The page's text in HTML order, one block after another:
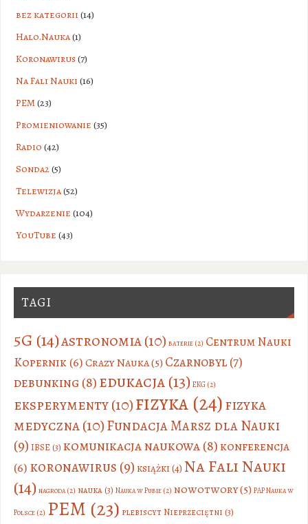
bez kategorii (14)
Halo.Nauka(1)
Koronawirus (7)
Na Fali Nauki (16)
PEM(23)
Promieniowanie (35)
Radio (42)
Sonda2(5)
Telewizja(52)
Wydarzenie (104)
YouTube (43)
TAGI
5G (14)astronomia(10) baterie(2) Centrum Nauki
Kopernik(6)Crazy Nauka(5)Czarnobyl(7)
debunking (8)edukacja(13) EKG(2)
eksperymenty(10)fizyka(24)fizyka
medyczna(10)Fundacja Marsz dla Nauki
(9) IBSE(3) komunikacja naukowa(8) konferencja
(6) koronawirus (9) książki (4) Na Fali Nauki
(14) nagroda(2) nauka(3) Nauka w Pubie(2) nowotwory(5) PAP Nauka w
Polsce(2) PEM (23) plebiscyt Nieprzeciętni (3)